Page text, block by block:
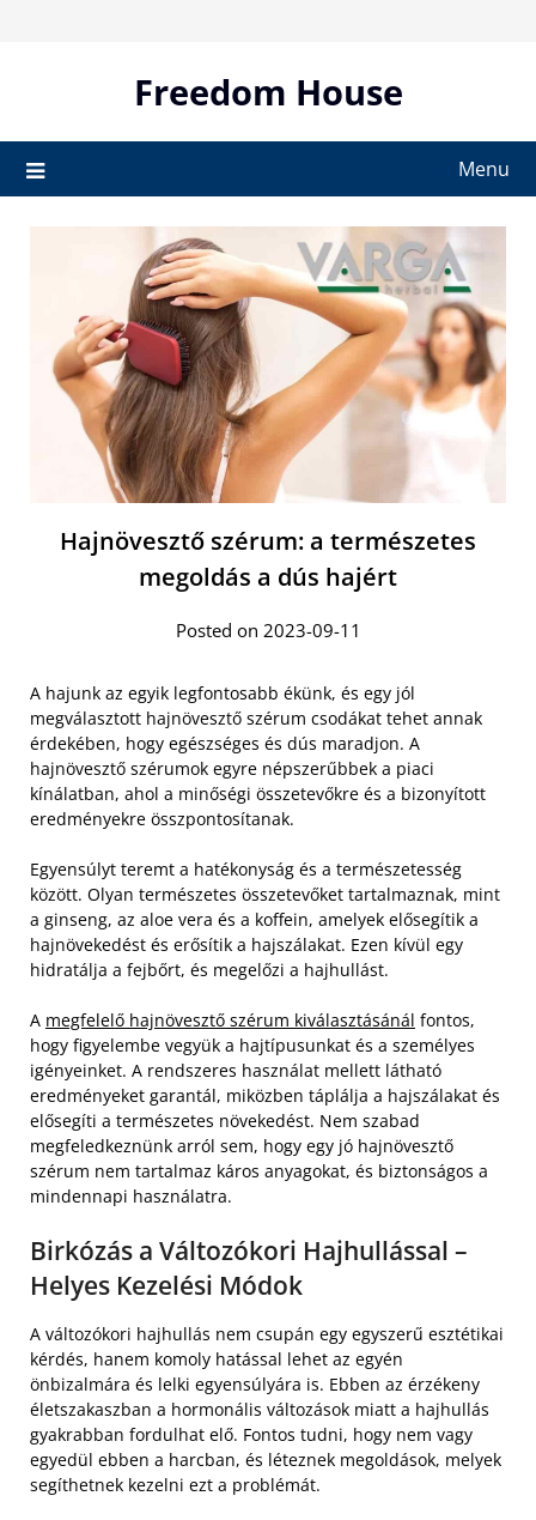
Freedom House
Menu
Hajnövesztő szérum: a természetes
megoldás a dús hajért
Posted on 2023-09-11
A hajunk az egyik legfontosabb ékünk, és egy jól
megválasztott hajnövesztő szérum csodákat tehet annak
érdekében, hogy egészséges és dús maradjon. A
hajnövesztő szérumok egyre népszerűbbek a piaci
kínálatban, ahol a minőségi összetevőkre és a bizonyított
eredményekre összpontosítanak.
Egyensúlyt teremt a hatékonyság és a természetesség
között. Olyan természetes összetevőket tartalmaznak, mint
a ginseng, az aloe vera és a koffein, amelyek elősegítik a
hajnövekedést és erősítik a hajszálakat. Ezen kívül egy
hidratálja a fejbőrt, és megelőzi a hajhullást.
A megfelelő hajnövesztő szérum kiválasztásánál fontos,
hogy figyelembe vegyük a hajtípusunkat és a személyes
igényeinket. A rendszeres használat mellett látható
eredményeket garantál, miközben táplálja a hajszálakat és
elősegíti a természetes növekedést. Nem szabad
megfeledkeznünk arról sem, hogy egy jó hajnövesztő
szérum nem tartalmaz káros anyagokat, és biztonságos a
mindennapi használatra.
Birkózás a Változókori Hajhullással –
Helyes Kezelési Módok
A változókori hajhullás nem csupán egy egyszerű esztétikai
kérdés, hanem komoly hatással lehet az egyén
önbizalmára és lelki egyensúlyára is. Ebben az érzékeny
életszakaszban a hormonális változások miatt a hajhullás
gyakrabban fordulhat elő. Fontos tudni, hogy nem vagy
egyedül ebben a harcban, és léteznek megoldások, melyek
segíthetnek kezelni ezt a problémát.